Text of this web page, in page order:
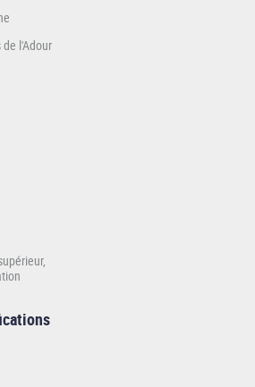
l'Adour